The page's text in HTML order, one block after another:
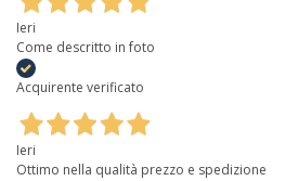
Ieri
Come descritto in foto
Acquirente verificato
Ieri
Ottimo nella qualità prezzo e spedizione